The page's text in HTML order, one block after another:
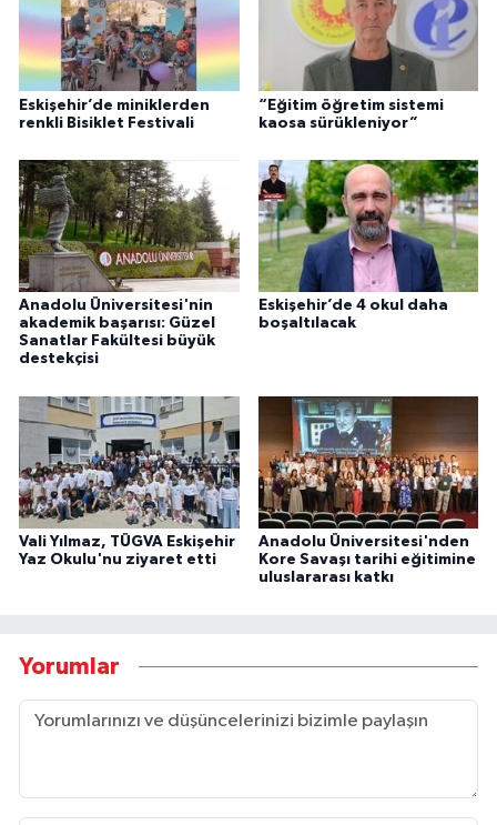
Eskişehir’de miniklerden
renkli Bisiklet Festivali
“Eğitim öğretim sistemi
kaosa sürükleniyor”
Anadolu Üniversitesi'nin
akademik başarısı: Güzel
Sanatlar Fakültesi büyük
destekçisi
Eskişehir’de 4 okul daha
boşaltılacak
Vali Yılmaz, TÜGVA Eskişehir
Yaz Okulu'nu ziyaret etti
Anadolu Üniversitesi'nden
Kore Savaşı tarihi eğitimine
uluslararası katkı
Yorumlar